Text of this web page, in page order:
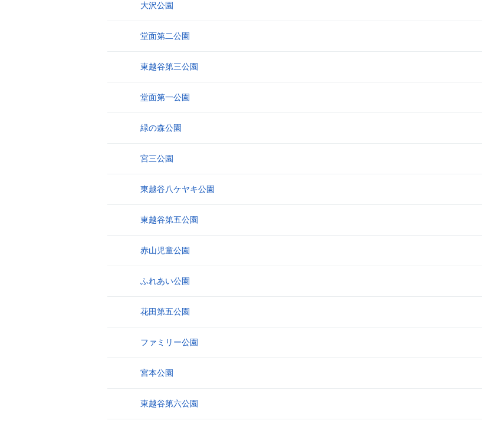
大沢公園
堂面第二公園
東越谷第三公園
堂面第一公園
緑の森公園
宮三公園
東越谷八ケヤキ公園
東越谷第五公園
赤山児童公園
ふれあい公園
花田第五公園
ファミリー公園
宮本公園
東越谷第六公園